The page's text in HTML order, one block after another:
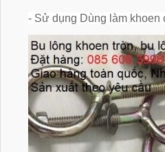
- Sử dụng Dùng làm